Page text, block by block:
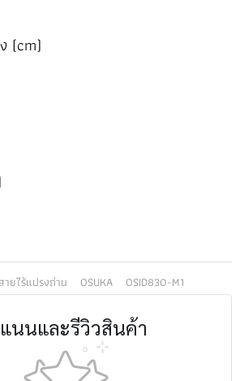
(cm)
ายไร้แปรงถ่าน OSUKA OSID830-M1
นนและรีวิวสินค้า